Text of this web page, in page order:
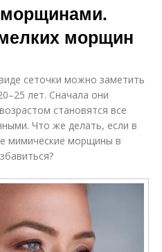
морщинами.
морщин
сеточки можно заметить
лет. Сначала они
становятся все
Что же делать, если в
мимические морщины в